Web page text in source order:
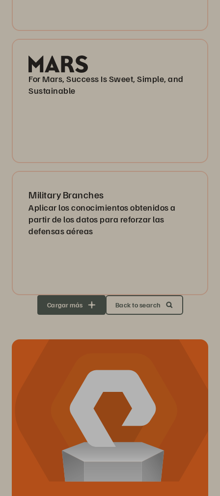
For Mars, Success Is Sweet, Simple, and
Sustainable
Military Branches
Aplicar los conocimientos obtenidos a
partir de los datos para reforzar las
defensas aéreas
Cargar más Back to search